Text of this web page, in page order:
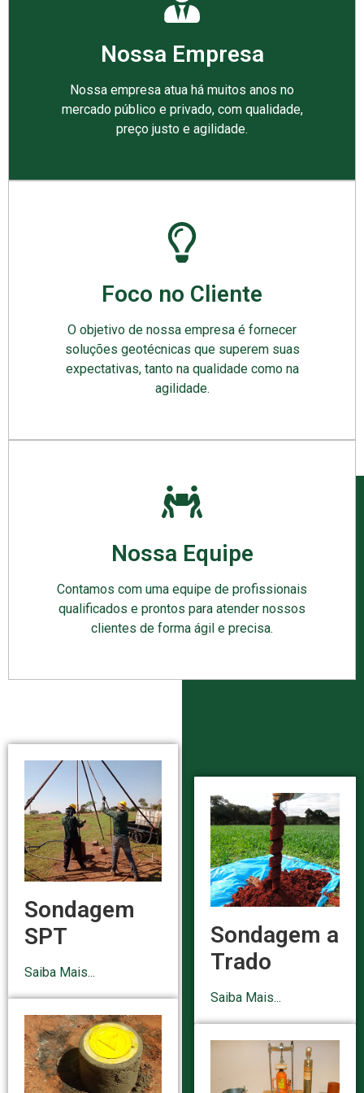
Nossa Empresa
Nossa empresa atua há muitos anos no
mercado público e privado, com qualidade,
preço justo e agilidade.
Foco no Cliente
O objetivo de nossa empresa é fornecer
soluções geotécnicas que superem suas
expectativas, tanto na qualidade como na
agilidade.
Nossa Equipe
Contamos com uma equipe de profissionais
qualificados e prontos para atender nossos
clientes de forma ágil e precisa.
Sondagem
SPT
Saiba Mais...
Sondagem a
Trado
Saiba Mais...